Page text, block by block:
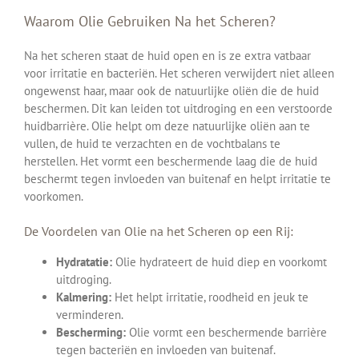
Waarom Olie Gebruiken Na het Scheren?
Na het scheren staat de huid open en is ze extra vatbaar
voor irritatie en bacteriën. Het scheren verwijdert niet alleen
ongewenst haar, maar ook de natuurlijke oliën die de huid
beschermen. Dit kan leiden tot uitdroging en een verstoorde
huidbarrière. Olie helpt om deze natuurlijke oliën aan te
vullen, de huid te verzachten en de vochtbalans te
herstellen. Het vormt een beschermende laag die de huid
beschermt tegen invloeden van buitenaf en helpt irritatie te
voorkomen.
De Voordelen van Olie na het Scheren op een Rij:
Hydratatie: Olie hydrateert de huid diep en voorkomt
uitdroging.
Kalmering: Het helpt irritatie, roodheid en jeuk te
verminderen.
Bescherming: Olie vormt een beschermende barrière
tegen bacteriën en invloeden van buitenaf.